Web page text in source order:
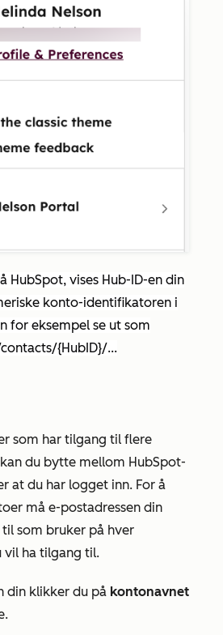
HubSpot, vises Hub-ID-en din
konto-identifikatoren i
for eksempel se ut som
{HubID}/...
som har tilgang til flere
du bytte mellom HubSpot-
at du har logget inn. For å
må e-postadressen din
som bruker på hver
vil ha tilgang til.
din klikker du på kontonavnet